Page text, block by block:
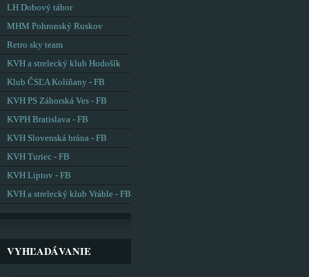
LH Dobový tábor
MHM Pohronský Ruskov
Retro sky team
KVH a strelecký klub Hodošík
Klub ČSĽA Kolíňany - FB
KVH PS Záhorská Ves - FB
KVPH Bratislava - FB
KVH Slovenská brána - FB
KVH Turiec - FB
KVH Liptov - FB
KVH a strelecký klub Vráble - FB
VYHĽADÁVANIE